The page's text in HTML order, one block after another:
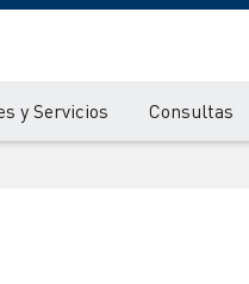
y Servicios Consultas